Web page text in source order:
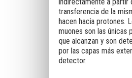
transferencia de la
hacen hacia protones.
muones son las únicas
que alcanzan y son
por las capas más
detector.